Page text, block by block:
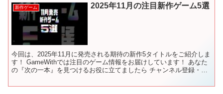
新作ゲーム 2025年11月の注目新作ゲーム5選
今回は、2025年11月に発売される期待の新作5タイトルをご紹介しま
す！ GameWithでは注目のゲーム情報をお届けしています！ あなた
の『次の一本』を見つけるお役に立てましたら チャンネル登録・高